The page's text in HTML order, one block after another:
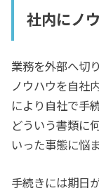
社内にノ
業務を外部へ切
ノウハウを自社
により自社で手
どういう書類
いった事態に悩
手続きには期日